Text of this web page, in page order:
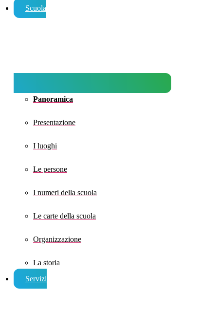
Scuola
Panoramica
Presentazione
I luoghi
Le persone
I numeri della scuola
Le carte della scuola
Organizzazione
La storia
Servizi